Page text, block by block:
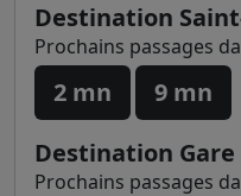
Destination
Prochains passages
2 mn
9 mn
Destination Gare
Prochains passages